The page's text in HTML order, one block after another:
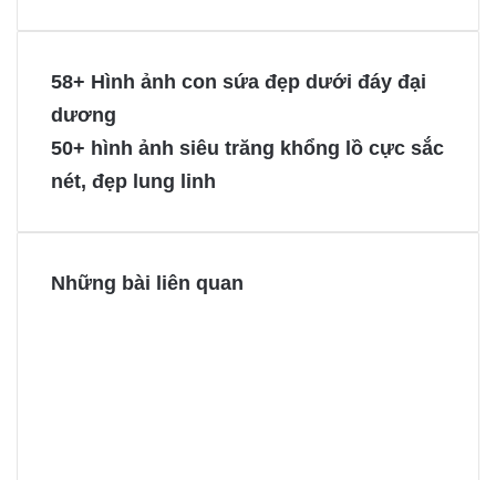
o
o
k
r
e
s
n
g
e
g
e
58+ Hình ảnh con sứa đẹp dưới đáy đại
dương
50+ hình ảnh siêu trăng khổng lồ cực sắc
nét, đẹp lung linh
Những bài liên quan